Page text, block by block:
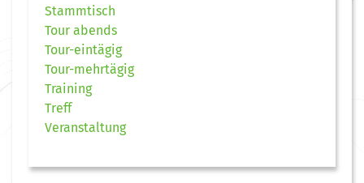
Stammtisch
Tour abends
Tour-eintägig
Tour-mehrtägig
Training
Treff
Veranstaltung